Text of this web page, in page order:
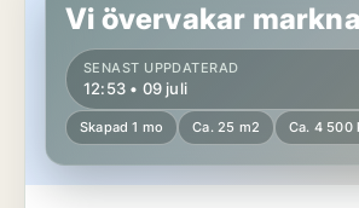
Vi övervakar
SENAST UPPDATERAD
12:53 • 09 juli
Skapad 1 mo Ca. 25 m2 Ca. 4 500